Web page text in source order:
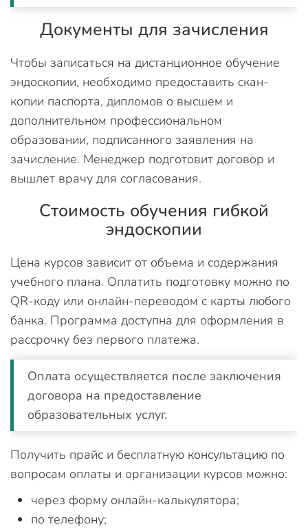
Документы для зачисления
Чтобы записаться на дистанционное обучение
эндоскопии, необходимо предоставить скан-
копии паспорта, дипломов о высшем и
дополнительном профессиональном
образовании, подписанного заявления на
зачисление. Менеджер подготовит договор и
вышлет врачу для согласования.
Стоимость обучения гибкой
эндоскопии
Цена курсов зависит от объема и содержания
учебного плана. Оплатить подготовку можно по
QR-коду или онлайн-переводом с карты любого
банка. Программа доступна для оформления в
рассрочку без первого платежа.
Оплата осуществляется после заключения
договора на предоставление
образовательных услуг.
Получить прайс и бесплатную консультацию по
вопросам оплаты и организации курсов можно:
через форму онлайн-калькулятора;
по телефону;